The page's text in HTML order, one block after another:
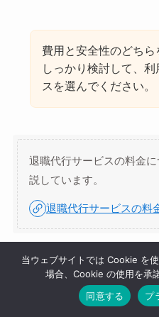
費用と安全性のどち
しっかり検討して、
スを選んでください。
退職代行サービスの料金
説しています。
退職代行サービスの料
支払い方法は銀行振込
当ウェブサイトでは Cookie を
場合、Cookie の使用を承
同意する
プ